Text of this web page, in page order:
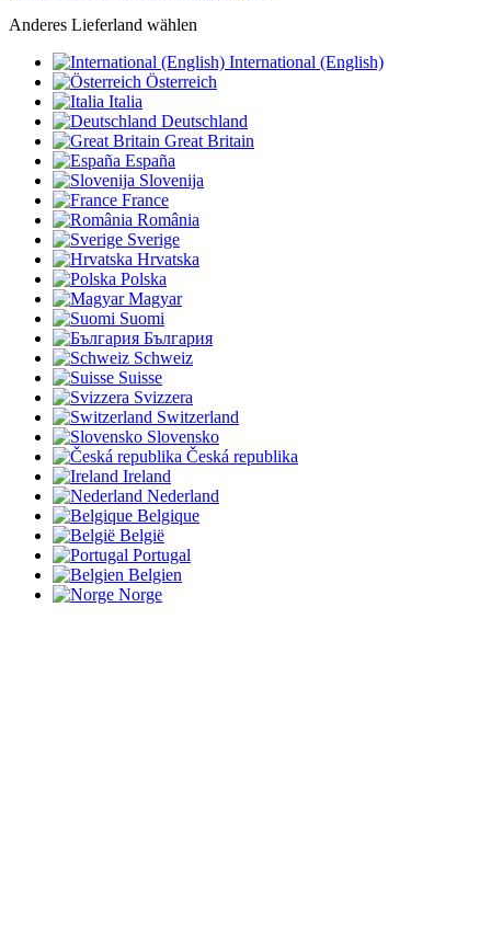
Anderes Lieferland wählen
International (English)
Österreich
Italia
Deutschland
Great Britain
España
Slovenija
France
România
Sverige
Hrvatska
Polska
Magyar
Suomi
България
Schweiz
Suisse
Svizzera
Switzerland
Slovensko
Česká republika
Ireland
Nederland
Belgique
België
Portugal
Belgien
Norge